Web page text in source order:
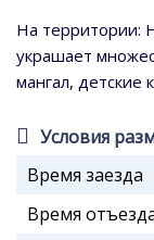
На территории:
украшает
мангал, детские
Условия
Время заезда
Время